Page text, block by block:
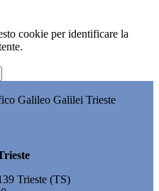
cookie per identificare la
Galileo Galilei Trieste
Trieste (TS)